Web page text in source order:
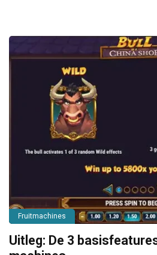
Fruitmachines
Uitleg: De 3